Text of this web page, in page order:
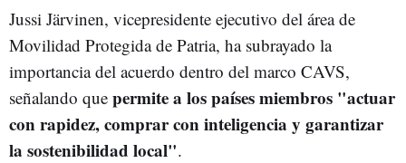
Jussi Järvinen, vicepresidente ejecutivo del área de
Movilidad Protegida de Patria, ha subrayado la
importancia del acuerdo dentro del marco CAVS,
señalando que permite a los países miembros "actuar
con rapidez, comprar con inteligencia y garantizar
la sostenibilidad local".